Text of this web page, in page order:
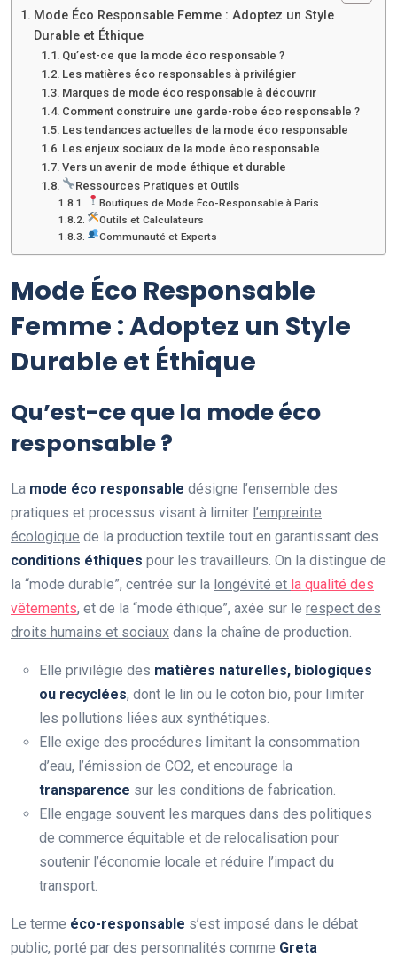
Mode Éco Responsable Femme : Adoptez un Style
Durable et Éthique
Qu’est-ce que la mode éco responsable ?
Les matières éco responsables à privilégier
Marques de mode éco responsable à découvrir
Comment construire une garde-robe éco responsable ?
Les tendances actuelles de la mode éco responsable
Les enjeux sociaux de la mode éco responsable
Vers un avenir de mode éthique et durable
Ressources Pratiques et Outils
Boutiques de Mode Éco-Responsable à Paris
Outils et Calculateurs
Communauté et Experts
Mode Éco Responsable
Femme : Adoptez un Style
Durable et Éthique
Qu’est-ce que la mode éco
responsable ?
La mode éco responsable désigne l’ensemble des
pratiques et processus visant à limiter l’empreinte
écologique de la production textile tout en garantissant des
conditions éthiques pour les travailleurs. On la distingue de
la “mode durable”, centrée sur la longévité et la qualité des
vêtements, et de la “mode éthique”, axée sur le respect des
droits humains et sociaux dans la chaîne de production.
Elle privilégie des matières naturelles, biologiques
ou recyclées, dont le lin ou le coton bio, pour limiter
les pollutions liées aux synthétiques.
Elle exige des procédures limitant la consommation
d’eau, l’émission de CO2, et encourage la
transparence sur les conditions de fabrication.
Elle engage souvent les marques dans des politiques
de commerce équitable et de relocalisation pour
soutenir l’économie locale et réduire l’impact du
transport.
Le terme éco-responsable s’est imposé dans le débat
public, porté par des personnalités comme Greta